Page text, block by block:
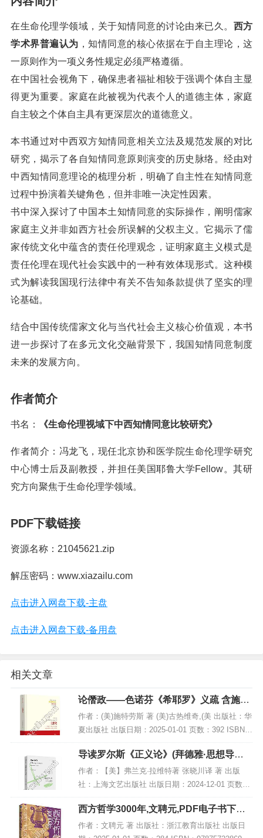
在生命伦理学领域，关于知情同意的讨论由来已久。 西方
学术界普遍认为 ，知情同意的核心依据在于自主理论，这
一原则作为一项义务性规定必须严格遵循。
在中国社会视角下，确保患者福祉相较于强调个体自主显
得更为重要。家庭在此被视为代表个人的道德主体，家庭
自主较之个体自主具有更深层次的道德意义。
本书通过对中西双方知情同意相关立法及规范发展的对比
研究，揭示了各自知情同意原则演变的历史脉络。经由对
中西知情同意理论的梳理分析，明确了自主性在知情同意
过程中扮演着关键角色，但并非唯一决定性因素。
书中深入探讨了中国本土知情同意的实际操作，阐明儒家
家庭主义并非如西方社会所误解的父权主义。它揭示了儒
家传统文化中蕴含的责任伦理观念，证明家庭主义模式是
责任伦理在现代社会实践中的一种有效体现形式。这种模
式为解读我国现行法律中有关不告知条款提供了坚实的理
论基础。
结合中国传统儒家文化与当代社会主义核心价值观，本书
进一步探讨了在多元文化交融背景下，我国知情同意制度
未来的发展方向。
作者简介
书名： 《生命伦理视域下中西知情同意比较研究》
作者简介：冯龙飞，现任北京协和医学院生命伦理学研究
中心博士后及副教授，并担任美国耶鲁大学Fellow。其研
究方向聚焦于生命伦理学领域。
PDF下载链接
资源名称：21045621.zip
解压密码：www.xiazailu.com
点击进入网盘下载-主盘
点击进入网盘下载-备用盘
相关文章
论僭政——色诺芬《希耶罗》义疏 含施特
劳斯与科耶夫通信集,PDF下载
作者：(美)施特劳斯 著 (美)古热维奇,(美 出版社：华
夏出版社 出版日期：2025-01-01 页数：392 ISBN：
9787522207469 电子书大小：180MB [高清扫描版P
DF...
导读罗尔斯《正义论》(拜德雅·思想导读),
PDF电子书下载
作者：【美】弗兰克·拉维特著 张晓川译 著 出版
社：上海文艺出版社 出版日期：2024-12-01 页数：
228 ISBN：9787532191062 电子书大小：199MB
[高清扫描版PDF...
西方哲学3000年,文聘元,PDF电子书下载,
网盘资源
作者：文聘元 著 出版社：浙江教育出版社 出版日